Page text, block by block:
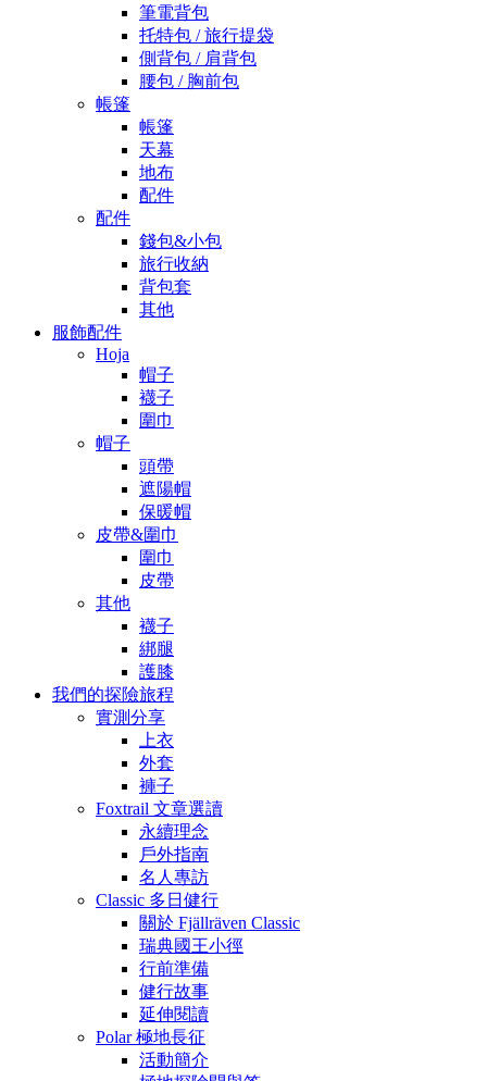
筆電背包
托特包 / 旅行提袋
側背包 / 肩背包
腰包 / 胸前包
帳篷
帳篷
天幕
地布
配件
配件
錢包&小包
旅行收納
背包套
其他
服飾配件
Hoja
帽子
襪子
圍巾
帽子
頭帶
遮陽帽
保暖帽
皮帶&圍巾
圍巾
皮帶
其他
襪子
綁腿
護膝
我們的探險旅程
實測分享
上衣
外套
褲子
Foxtrail 文章選讀
永續理念
戶外指南
名人專訪
Classic 多日健行
關於 Fjällräven Classic
瑞典國王小徑
行前準備
健行故事
延伸閱讀
Polar 極地長征
活動簡介